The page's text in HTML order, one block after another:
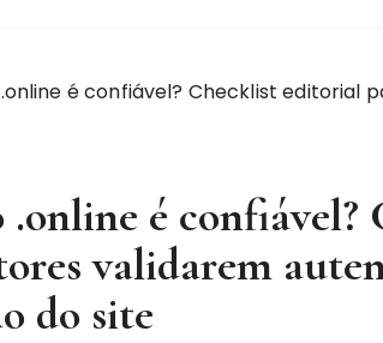
é confiável? Checklist editorial
é
validarem
do site